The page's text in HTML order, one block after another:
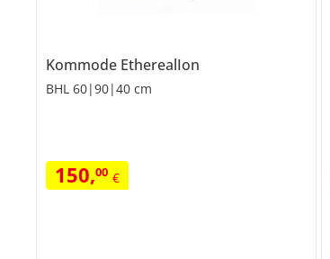
Kommode EtherealIon
BHL 60|90|40 cm
150,00 €